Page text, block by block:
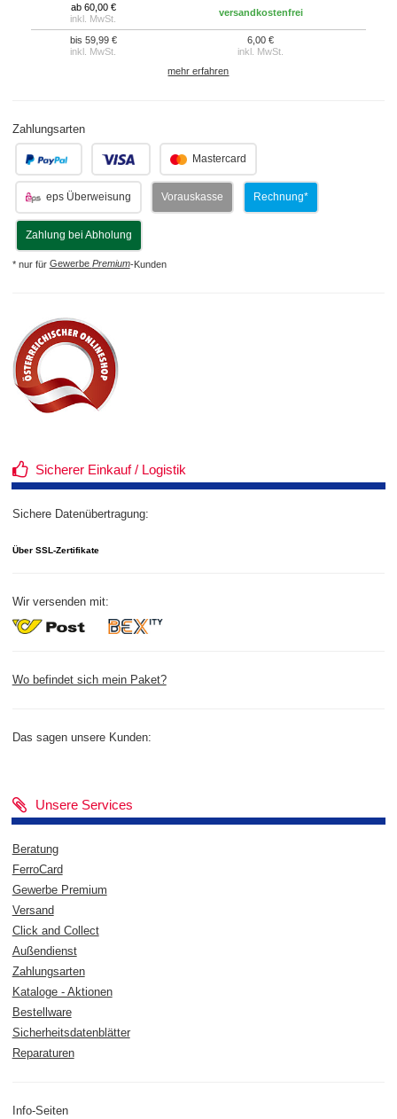
ab 60,00 €
inkl. MwSt.
versandkostenfrei
bis 59,99 €
inkl. MwSt.
6,00 €
inkl. MwSt.
mehr erfahren
Zahlungsarten
Mastercard
eps Überweisung Vorauskasse Rechnung*
Zahlung bei Abholung
* nur für Gewerbe Premium-Kunden
Sicherer Einkauf / Logistik
Sichere Datenübertragung:
Über SSL-Zertifikate
Wir versenden mit:
Wo befindet sich mein Paket?
Das sagen unsere Kunden:
Unsere Services
Beratung
FerroCard
Gewerbe Premium
Versand
Click and Collect
Außendienst
Zahlungsarten
Kataloge - Aktionen
Bestellware
Sicherheitsdatenblätter
Reparaturen
Info-Seiten